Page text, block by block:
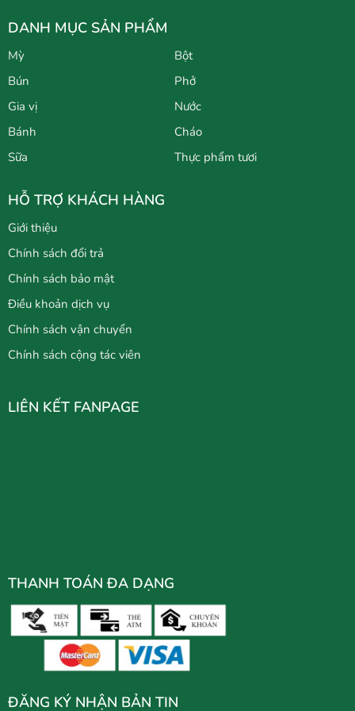
DANH MỤC SẢN PHẨM
Mỳ
Bột
Bún
Phở
Gia vị
Nước
Bánh
Cháo
Sữa
Thực phẩm tươi
HỖ TRỢ KHÁCH HÀNG
Giới thiệu
Chính sách đổi trả
Chính sách bảo mật
Điều khoản dịch vụ
Chính sách vận chuyển
Chính sách cộng tác viên
LIÊN KẾT FANPAGE
THANH TOÁN ĐA DẠNG
ĐĂNG KÝ NHẬN BẢN TIN